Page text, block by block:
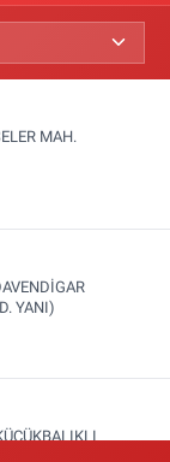
MAH.
YANI)